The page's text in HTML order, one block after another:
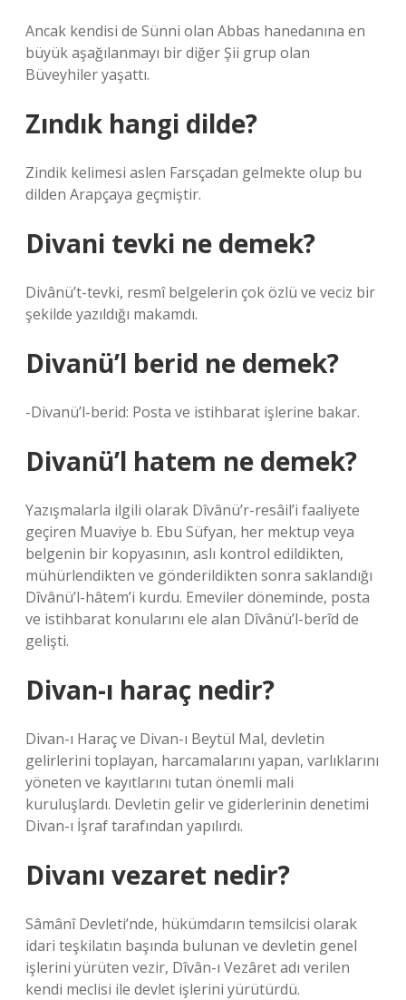
Ancak kendisi de Sünni olan Abbas hanedanına en
büyük aşağılanmayı bir diğer Şii grup olan
Büveyhiler yaşattı.
Zındık hangi dilde?
Zindik kelimesi aslen Farsçadan gelmekte olup bu
dilden Arapçaya geçmiştir.
Divani tevki ne demek?
Divânü’t-tevki, resmî belgelerin çok özlü ve veciz bir
şekilde yazıldığı makamdı.
Divanü’l berid ne demek?
-Divanü’l-berid: Posta ve istihbarat işlerine bakar.
Divanü’l hatem ne demek?
Yazışmalarla ilgili olarak Dîvânü’r-resâil’i faaliyete
geçiren Muaviye b. Ebu Süfyan, her mektup veya
belgenin bir kopyasının, aslı kontrol edildikten,
mühürlendikten ve gönderildikten sonra saklandığı
Dîvânü’l-hâtem’i kurdu. Emeviler döneminde, posta
ve istihbarat konularını ele alan Dîvânü’l-berîd de
gelişti.
Divan-ı haraç nedir?
Divan-ı Haraç ve Divan-ı Beytül Mal, devletin
gelirlerini toplayan, harcamalarını yapan, varlıklarını
yöneten ve kayıtlarını tutan önemli mali
kuruluşlardı. Devletin gelir ve giderlerinin denetimi
Divan-ı İşraf tarafından yapılırdı.
Divanı vezaret nedir?
Sâmânî Devleti’nde, hükümdarın temsilcisi olarak
idari teşkilatın başında bulunan ve devletin genel
işlerini yürüten vezir, Dîvân-ı Vezâret adı verilen
kendi meclisi ile devlet işlerini yürütürdü.